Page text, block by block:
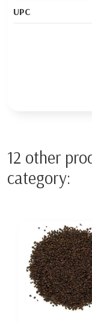
UPC
12 other
category: